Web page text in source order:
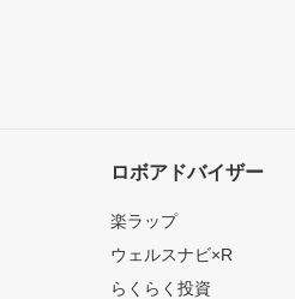
ロボアドバイザー
楽ラップ
ウェルスナビ×R
らくらく投資